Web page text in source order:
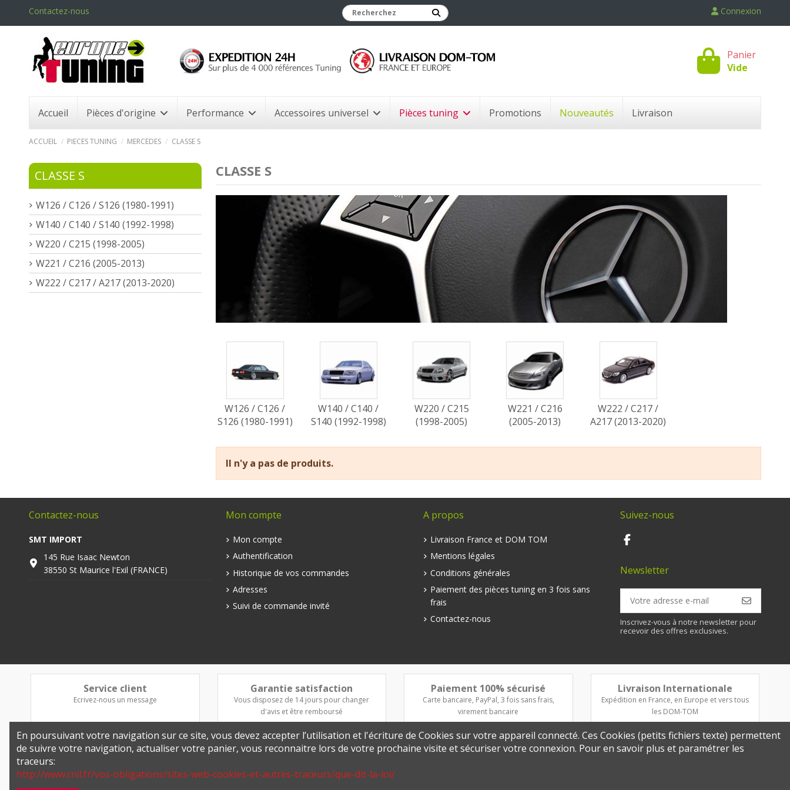
Contactez-nous Connexion
Panier
Vide
Accueil Pièces d'origine Performance Accessoires universel Pièces tuning Promotions Nouveautés Livraison
ACCUEIL PIECES TUNING MERCEDES CLASSE S
CLASSE S
W126 / C126 /
S126 (1980-1991)
W140 / C140 /
S140 (1992-1998)
W220 / C215
(1998-2005)
W221 / C216
(2005-2013)
W222 / C217 /
A217 (2013-2020)
Il n'y a pas de produits.
CLASSE S
W126 / C126 / S126 (1980-1991)
W140 / C140 / S140 (1992-1998)
W220 / C215 (1998-2005)
W221 / C216 (2005-2013)
W222 / C217 / A217 (2013-2020)
Contactez-nous
SMT IMPORT
145 Rue Isaac Newton
38550 St Maurice l'Exil (FRANCE)
Mon compte
Mon compte
Authentification
Historique de vos commandes
Adresses
Suivi de commande invité
A propos
Livraison France et DOM TOM
Mentions légales
Conditions générales
Paiement des pièces tuning en 3 fois sans
frais
Contactez-nous
Suivez-nous
Newsletter
Inscrivez-vous à notre newsletter pour
recevoir des offres exclusives.
Service client
Ecrivez-nous un message
Garantie satisfaction
Vous disposez de 14 jours pour changer
d'avis et être remboursé
Paiement 100% sécurisé
Carte bancaire, PayPal, 3 fois sans frais,
virement bancaire
Livraison Internationale
Expédition en France, en Europe et vers tous
les DOM-TOM
En poursuivant votre navigation sur ce site, vous devez accepter l’utilisation et l'écriture de Cookies sur votre appareil connecté. Ces Cookies (petits fichiers texte) permettent
de suivre votre navigation, actualiser votre panier, vous reconnaitre lors de votre prochaine visite et sécuriser votre connexion. Pour en savoir plus et paramétrer les
traceurs:
http://www.cnil.fr/vos-obligations/sites-web-cookies-et-autres-traceurs/que-dit-la-loi/